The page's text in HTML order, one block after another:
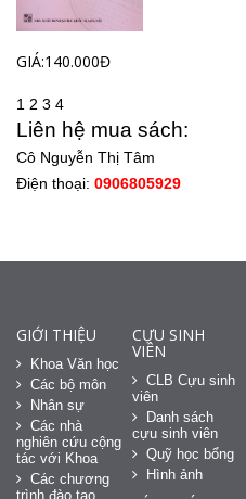
GIÁ:140.000Đ
1 2 3 4
Liên hệ mua sách:
Cô Nguyễn Thị Tâm
Điện thoại: 0906805929
GIỚI THIỆU
Khoa Văn học
Các bộ môn
Nhân sự
Các nhà
nghiên cứu cộng
tác với Khoa
Các chương
trình đào tạo
CỰU SINH
VIÊN
CLB Cựu sinh
viên
Danh sách
cựu sinh viên
Quỹ học bổng
Hình ảnh